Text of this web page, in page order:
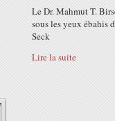
Le Dr. Mahmut T.
sous les yeux ébahis
Seck
Lire la suite